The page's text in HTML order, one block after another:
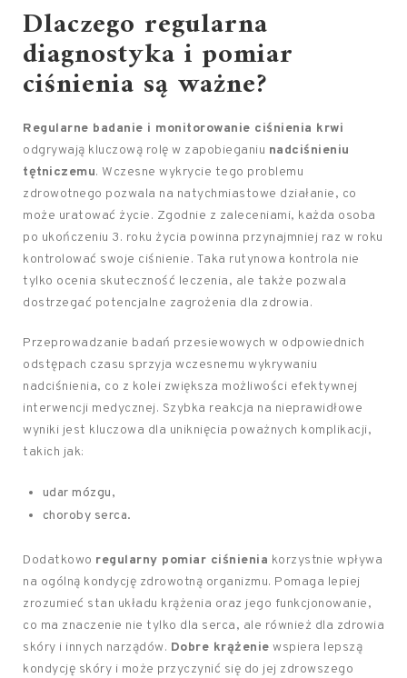
Dlaczego regularna
diagnostyka i pomiar
ciśnienia są ważne?
Regularne badanie i monitorowanie ciśnienia krwi
odgrywają kluczową rolę w zapobieganiu nadciśnieniu
tętniczemu. Wczesne wykrycie tego problemu
zdrowotnego pozwala na natychmiastowe działanie, co
może uratować życie. Zgodnie z zaleceniami, każda osoba
po ukończeniu 3. roku życia powinna przynajmniej raz w roku
kontrolować swoje ciśnienie. Taka rutynowa kontrola nie
tylko ocenia skuteczność leczenia, ale także pozwala
dostrzegać potencjalne zagrożenia dla zdrowia.
Przeprowadzanie badań przesiewowych w odpowiednich
odstępach czasu sprzyja wczesnemu wykrywaniu
nadciśnienia, co z kolei zwiększa możliwości efektywnej
interwencji medycznej. Szybka reakcja na nieprawidłowe
wyniki jest kluczowa dla uniknięcia poważnych komplikacji,
takich jak:
udar mózgu,
choroby serca.
Dodatkowo regularny pomiar ciśnienia korzystnie wpływa
na ogólną kondycję zdrowotną organizmu. Pomaga lepiej
zrozumieć stan układu krążenia oraz jego funkcjonowanie,
co ma znaczenie nie tylko dla serca, ale również dla zdrowia
skóry i innych narządów. Dobre krążenie wspiera lepszą
kondycję skóry i może przyczynić się do jej zdrowszego